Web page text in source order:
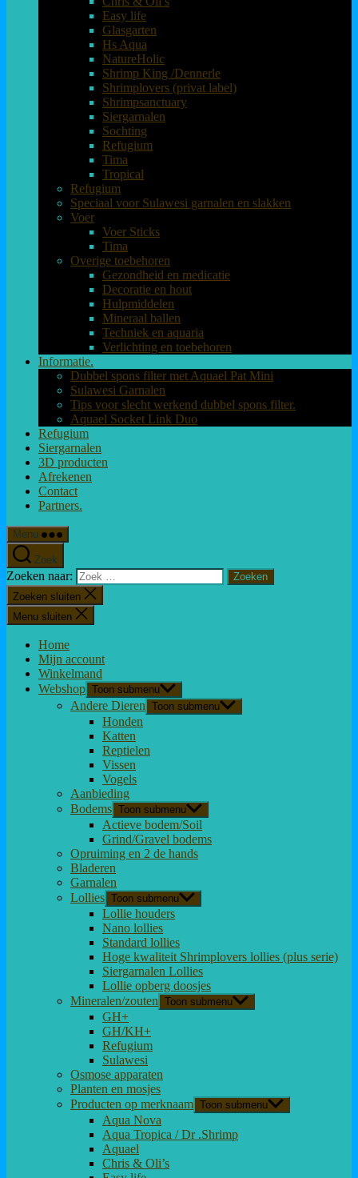
Easy life
Glasgarten
Hs Aqua
NatureHolic
Shrimp King /Dennerle
Shrimplovers (privat label)
Shrimpsanctuary
Siergarnalen
Sochting
Refugium
Tima
Tropical
Refugium
Speciaal voor Sulawesi garnalen en slakken
Voer
Voer Sticks
Tima
Overige toebehoren
Gezondheid en medicatie
Decoratie en hout
Hulpmiddelen
Mineraal ballen
Techniek en aquaria
Verlichting en toebehoren
Informatie.
Dubbel spons filter met Aquael Pat Mini
Sulawesi Garnalen
Tips voor slecht werkend dubbel spons filter.
Aquael Socket Link Duo
Refugium
Siergarnalen
3D producten
Afrekenen
Contact
Partners.
Menu
Zoek
Zoeken naar:
Zoeken sluiten
Menu sluiten
Home
Mijn account
Winkelmand
Webshop Toon submenu
Andere Dieren Toon submenu
Honden
Katten
Reptielen
Vissen
Vogels
Aanbieding
Bodems Toon submenu
Actieve bodem/Soil
Grind/Gravel bodems
Opruiming en 2 de hands
Bladeren
Garnalen
Lollies Toon submenu
Lollie houders
Nano lollies
Standard lollies
Hoge kwaliteit Shrimplovers lollies (plus serie)
Siergarnalen Lollies
Lollie opberg doosjes
Mineralen/zouten Toon submenu
GH+
GH/KH+
Refugium
Sulawesi
Osmose apparaten
Planten en mosjes
Producten op merknaam Toon submenu
Aqua Nova
Aqua Tropica / Dr .Shrimp
Aquael
Chris & Oli’s